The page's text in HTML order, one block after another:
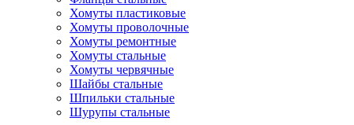
Хомуты пластиковые
Хомуты проволочные
Хомуты ремонтные
Хомуты стальные
Хомуты червячные
Шайбы стальные
Шпильки стальные
Шурупы стальные